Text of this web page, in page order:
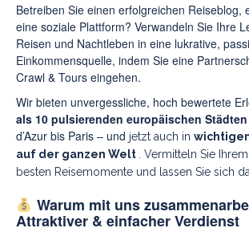
Betreiben Sie einen erfolgreichen Reiseblog,
eine soziale Plattform? Verwandeln Sie Ihre
Reisen und Nachtleben in eine lukrative,
Einkommensquelle, indem Sie eine
Crawl & Tours eingehen.
Wir bieten unvergessliche, hoch bewertete
als 10 pulsierenden europäischen
d’Azur bis Paris – und jetzt auch in
auf der ganzen Welt
. Vermitteln Sie
besten Reisemomente und lassen Sie sich
Warum mit uns
Attraktiver & einfacher Verdienst